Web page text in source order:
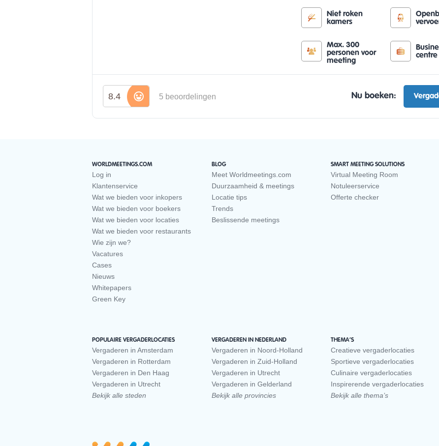
Niet roken
kamers
Max. 300
personen voor
meeting
centre
8.4 5 beoordelingen Nu boeken:
WORLDMEETINGS.COM
Log in
Klantenservice
Wat we bieden voor inkopers
Wat we bieden voor boekers
Wat we bieden voor locaties
Wat we bieden voor restaurants
Wie zijn we?
Vacatures
Cases
Nieuws
Whitepapers
Green Key
BLOG
Meet Worldmeetings.com
Duurzaamheid & meetings
Locatie tips
Trends
Beslissende meetings
SMART MEETING SOLUTIONS
Virtual Meeting Room
Notuleerservice
Offerte checker
POPULAIRE VERGADERLOCATIES
Vergaderen in Amsterdam
Vergaderen in Rotterdam
Vergaderen in Den Haag
Vergaderen in Utrecht
Bekijk alle steden
VERGADEREN IN NEDERLAND
Vergaderen in Noord-Holland
Vergaderen in Zuid-Holland
Vergaderen in Utrecht
Vergaderen in Gelderland
Bekijk alle provincies
THEMA’S
Creatieve vergaderlocaties
Sportieve vergaderlocaties
Culinaire vergaderlocaties
Inspirerende vergaderlocaties
Bekijk alle thema’s